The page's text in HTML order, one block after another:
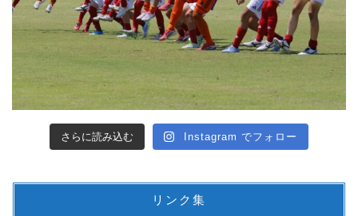
さらに読み込む Instagram でフォロー
リンク集